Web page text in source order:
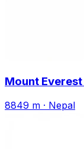
Mount
8849 m · Nepal